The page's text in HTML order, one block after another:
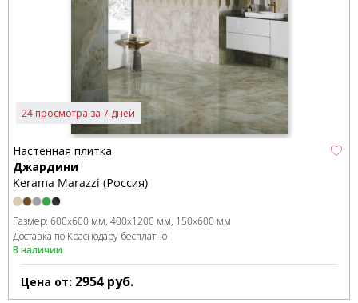
24 просмотра за 7 дней
Настенная плитка
Джардини
Kerama Marazzi (Россия)
Размер: 600x600 мм 400x1200 мм 150x600 мм
Доставка по Краснодару бесплатно
В наличии
Цена от: 2954 руб.